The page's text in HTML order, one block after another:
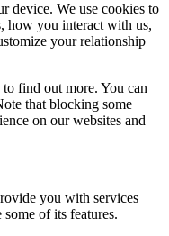
device. We use cookies to
how you interact with us,
your relationship
find out more. You can
that blocking some
on our websites and
you with services
of its features.